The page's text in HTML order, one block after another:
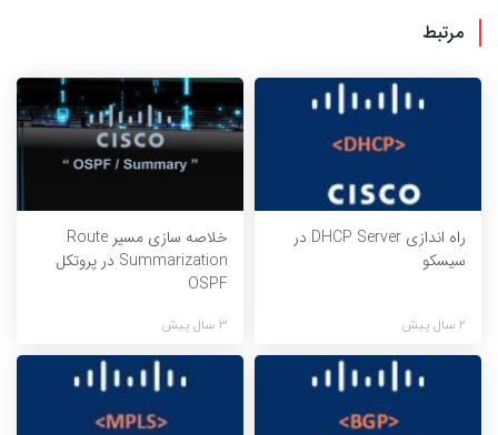
مرتبط
راه اندازی DHCP Server در
سیسکو
2 سال پیش
خلاصه سازی مسیر Route
Summarization در پروتکل
OSPF
3 سال پیش